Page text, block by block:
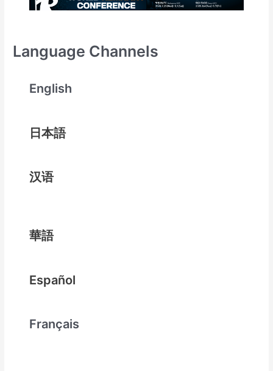
Language Channels
English
日本語
汉语
華語
Español
Français